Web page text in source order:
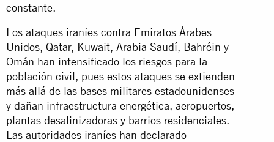
constante.
Los ataques iraníes contra Emiratos Árabes
Unidos, Qatar, Kuwait, Arabia Saudí, Bahréin y
Omán han intensificado los riesgos para la
población civil, pues estos ataques se extienden
más allá de las bases militares estadounidenses
y dañan infraestructura energética, aeropuertos,
plantas desalinizadoras y barrios residenciales.
Las autoridades iraníes han declarado